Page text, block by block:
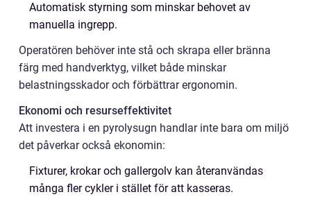
Automatisk styrning som minskar behovet av
manuella ingrepp.
Operatören behöver inte stå och skrapa eller bränna
färg med handverktyg, vilket både minskar
belastningsskador och förbättrar ergonomin.
Ekonomi och resurseffektivitet
Att investera i en pyrolysugn handlar inte bara om miljö
det påverkar också ekonomin:
Fixturer, krokar och gallergolv kan återanvändas
många fler cykler i stället för att kasseras.